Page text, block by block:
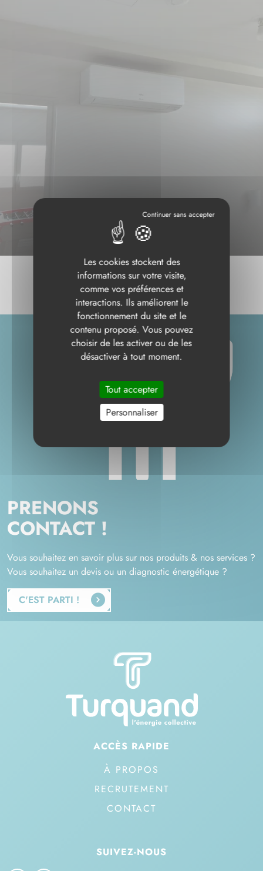
PRENONS
CONTACT !
Vous souhaitez en savoir plus sur nos produits & nos services ?
Vous souhaitez un devis ou un diagnostic énergétique ?
C'EST PARTI !
ACCÈS RAPIDE
À PROPOS
RECRUTEMENT
CONTACT
SUIVEZ-NOUS
Les cookies stockent des
informations sur votre visite,
comme vos préférences et
interactions. Ils améliorent le
fonctionnement du site et le
contenu proposé. Vous pouvez
choisir de les activer ou de les
désactiver à tout moment.
Tout accepter
Personnaliser